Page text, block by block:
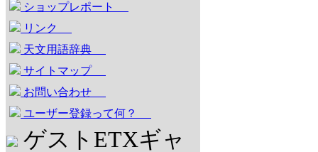
ショップレポート
リンク
天文用語辞典
サイトマップ
お問い合わせ
ユーザー登録って何？
ゲストETXギャ